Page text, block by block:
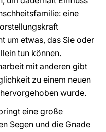
eine
um etwas, das Sie oder
tun können.
mit anderen gibt
zu einem neuen
wurde.
eine große
Segen und die Gnade